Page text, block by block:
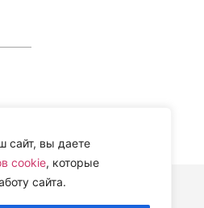
сайт, вы даете
cookie, которые
сайта.